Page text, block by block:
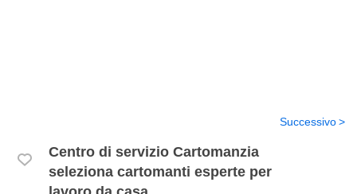
Centro di servizio Cartomanzia
seleziona cartomanti esperte per
Successivo